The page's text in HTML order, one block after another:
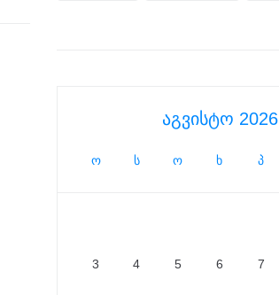
აგვისტო 2026
ო ს ო ხ პ
3 4 5 6 7